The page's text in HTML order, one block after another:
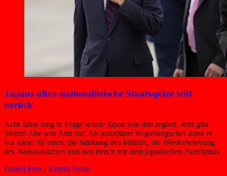
Japans ultra-nationalistische Staatsspitze tritt
zurück
Acht Jahre lang in Folge wurde Japan von ihm regiert. Jetzt gibt
Shinzō Abe sein Amt auf. Als autoritärer Regierungschef stand er
vor allem für eines: die Stärkung des Militärs, die Wiederbelebung
des Nationalstolzes und den Bruch mit dem japanischen Pazifismus.
Daniel Finn , Kristin Surak